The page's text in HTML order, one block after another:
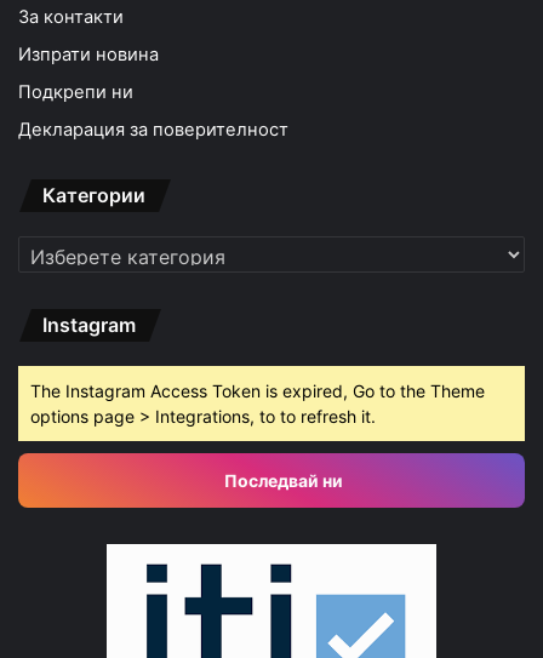
За контакти
Изпрати новина
Подкрепи ни
Декларация за поверителност
Категории
Категории
Instagram
The Instagram Access Token is expired, Go to the Theme
options page > Integrations, to to refresh it.
Последвай ни